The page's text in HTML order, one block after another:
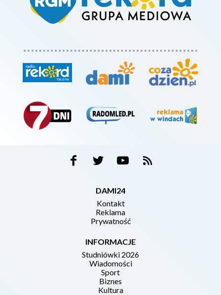
DAMI24
Kontakt
Reklama
Prywatność
INFORMACJE
Studniówki 2026
Wiadomości
Sport
Biznes
Kultura